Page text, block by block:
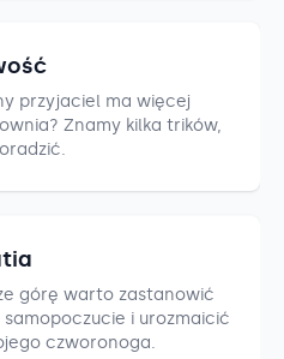
przyjaciel ma więcej
Znamy kilka trików,
górę warto zastanowić
i urozmaicić
czworonoga.